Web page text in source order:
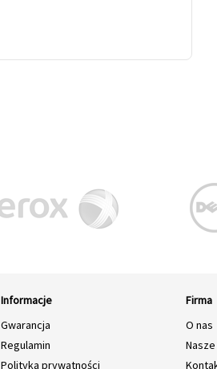
Informacje
Gwarancja
Regulamin
Polityka prywatności
Firma
O nas